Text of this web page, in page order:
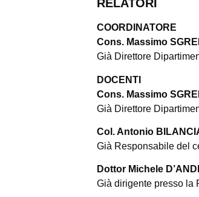
RELATORI
COORDINATORE
Cons. Massimo
Già Direttore
DOCENTI
Cons. Massimo
Già Direttore
Col. Antonio
Già Responsabile del
Dottor Michele
Già dirigente presso la